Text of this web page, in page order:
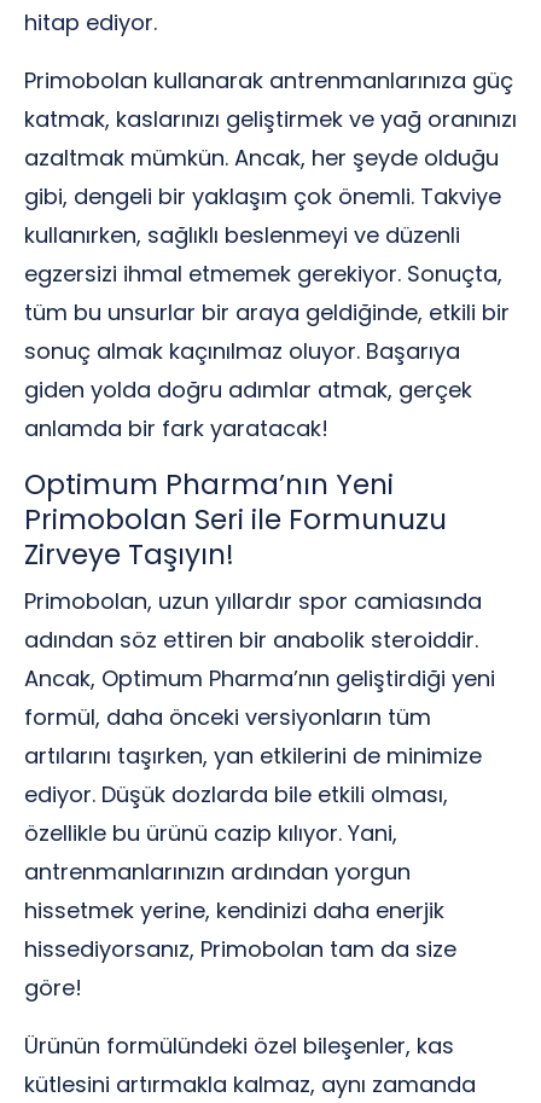
hitap ediyor.
Primobolan kullanarak antrenmanlarınıza güç
katmak, kaslarınızı geliştirmek ve yağ oranınızı
azaltmak mümkün. Ancak, her şeyde olduğu
gibi, dengeli bir yaklaşım çok önemli. Takviye
kullanırken, sağlıklı beslenmeyi ve düzenli
egzersizi ihmal etmemek gerekiyor. Sonuçta,
tüm bu unsurlar bir araya geldiğinde, etkili bir
sonuç almak kaçınılmaz oluyor. Başarıya
giden yolda doğru adımlar atmak, gerçek
anlamda bir fark yaratacak!
Optimum Pharma’nın Yeni
Primobolan Seri ile Formunuzu
Zirveye Taşıyın!
Primobolan, uzun yıllardır spor camiasında
adından söz ettiren bir anabolik steroiddir.
Ancak, Optimum Pharma’nın geliştirdiği yeni
formül, daha önceki versiyonların tüm
artılarını taşırken, yan etkilerini de minimize
ediyor. Düşük dozlarda bile etkili olması,
özellikle bu ürünü cazip kılıyor. Yani,
antrenmanlarınızın ardından yorgun
hissetmek yerine, kendinizi daha enerjik
hissediyorsanız, Primobolan tam da size
göre!
Ürünün formülündeki özel bileşenler, kas
kütlesini artırmakla kalmaz, aynı zamanda